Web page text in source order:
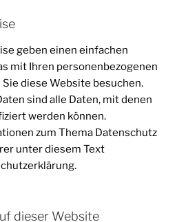
geben einen einfachen
mit Ihren personenbezogenen
diese Website besuchen.
sind alle Daten, mit denen
werden können.
zum Thema Datenschutz
unter diesem Text
dieser Website